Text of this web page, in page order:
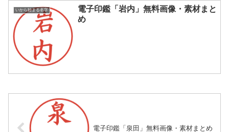
いから始まる名字
電子印鑑「岩内」無料画像・素材まと
め
電子印鑑「泉田」無料画像・素材まとめ